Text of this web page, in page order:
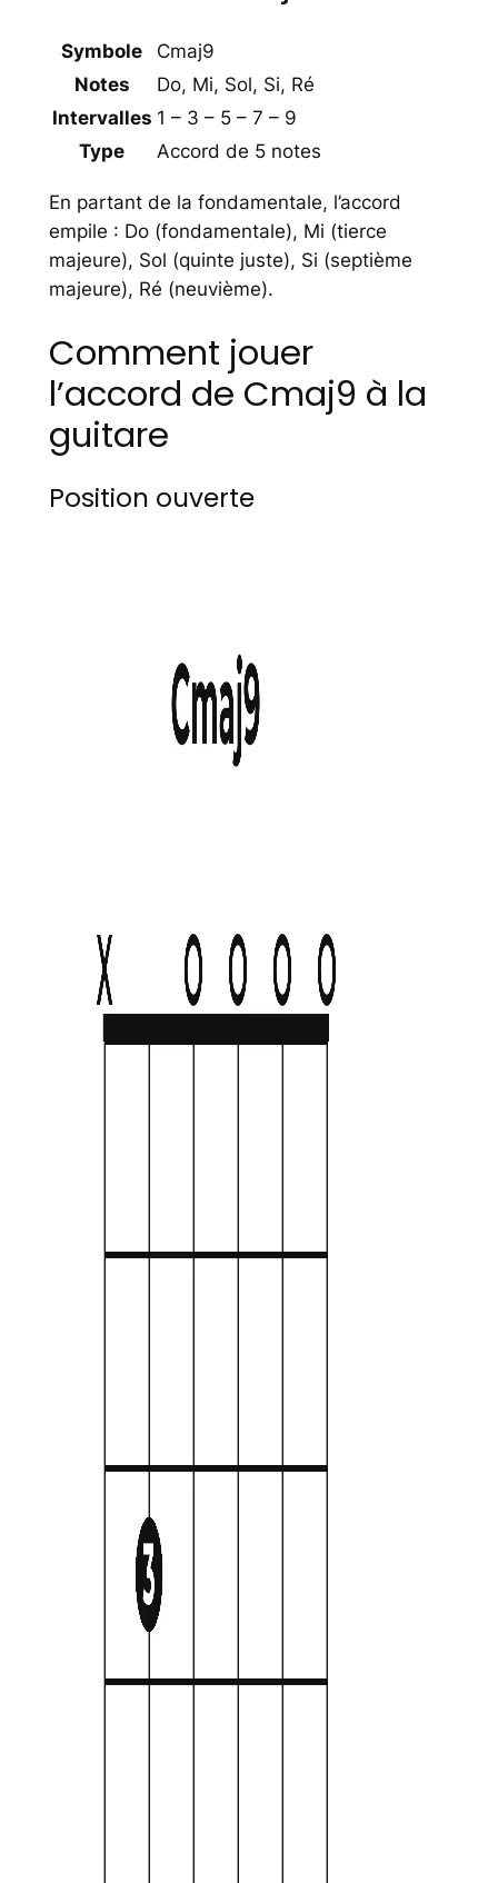
Symbole
Cmaj9
Notes
Do, Mi, Sol, Si, Ré
Intervalles 1 – 3 – 5 – 7 – 9
Type
Accord de 5 notes
En partant de la fondamentale, l’accord
empile : Do (fondamentale), Mi (tierce
majeure), Sol (quinte juste), Si (septième
majeure), Ré (neuvième).
Comment jouer
l’accord de Cmaj9 à la
guitare
Position ouverte